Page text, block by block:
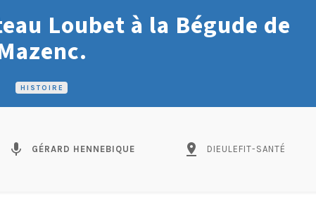
HISTOIRE
Loubet à la Bégude de
mic GÉRARD HENNEBIQUE pin_drop DIEULEFIT-SANTÉ